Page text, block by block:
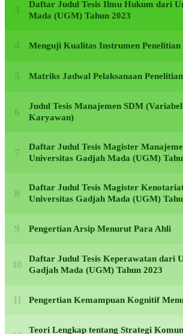
Daftar Judul Tesis Ilmu Hukum dari
Mada (UGM) Tahun 2023
Menguji Kualitas Instrumen Penelitian
Matriks Jadwal Pelaksanaan Penelitian
Judul Tesis Manajemen SDM
Karyawan)
Daftar Judul Tesis Magister
Universitas Gadjah Mada (UGM)
Daftar Judul Tesis Magister
Universitas Gadjah Mada (UGM)
Pengertian Arsip Menurut Para Ahli
Daftar Judul Tesis Keperawatan dari
Gadjah Mada (UGM) Tahun 2023
Pengertian Kemampuan Kognitif
Teori Lengkap tentang Strategi